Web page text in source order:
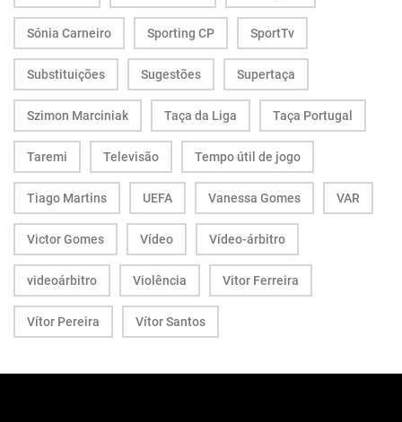
Sónia Carneiro Sporting CP SportTv
Substituições Sugestões Supertaça
Szimon Marciniak Taça da Liga Taça Portugal
Taremi Televisão Tempo útil de jogo
Tiago Martins UEFA Vanessa Gomes VAR
Victor Gomes Vídeo Vídeo-árbitro
videoárbitro Violência Vitor Ferreira
Vítor Pereira Vítor Santos